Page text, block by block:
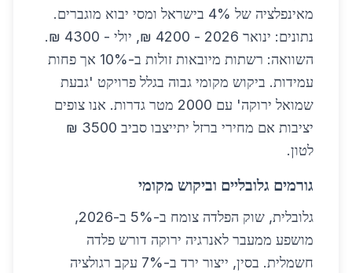
מאינפלציה של 4% בישראל ומסי יבוא מוגברים.
נתונים: ינואר 2026 - 4200 ₪, יולי - 4300 ₪.
השוואה: רשתות מיובאות זולות ב-10% אך פחות
עמידות. ביקוש מקומי גבוה בגלל פרויקט 'גבעת
שמואל ירוקה' עם 2000 מטר גדרות. אנו צופים
יציבות אם מחירי ברזל יתייצבו סביב 3500 ₪
לטון.
גורמים גלובליים וביקוש מקומי
גלובלית, שוק הפלדה צומח ב-5% ב-2026,
מושפע ממעבר לאנרגיה ירוקה דורש פלדה
חשמלית. בסין, ייצור ירד ב-7% עקב רגולציה